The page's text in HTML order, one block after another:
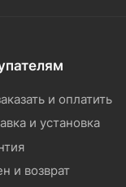
и оплатить
и установка
и возврат